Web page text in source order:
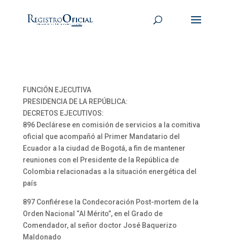
FUNCIÓN EJECUTIVA
PRESIDENCIA DE LA REPÚBLICA:
DECRETOS EJECUTIVOS:
896 Declárese en comisión de servicios a la comitiva
oficial que acompañó al Primer Mandatario del
Ecuador a la ciudad de Bogotá, a fin de mantener
reuniones con el Presidente de la República de
Colombia relacionadas a la situación energética del
país
897 Confiérese la Condecoración Post-mortem de la
Orden Nacional “Al Mérito”, en el Grado de
Comendador, al señor doctor José Baquerizo
Maldonado